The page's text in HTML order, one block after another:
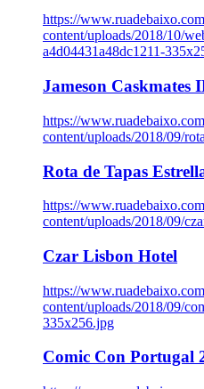
https://
content/uploads/2018/10/
a4d04431a48dc1211-
Jameson Caskmates
https://
content/uploads/2018/09/
Rota de Tapas
https://
content/uploads/2018/09/
Czar Lisbon Hotel
https://
content/uploads/2018/09/
335x256.jpg
Comic Con Portugal